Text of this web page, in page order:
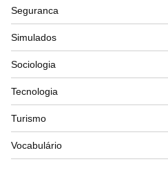
Seguranca
Simulados
Sociologia
Tecnologia
Turismo
Vocabulário